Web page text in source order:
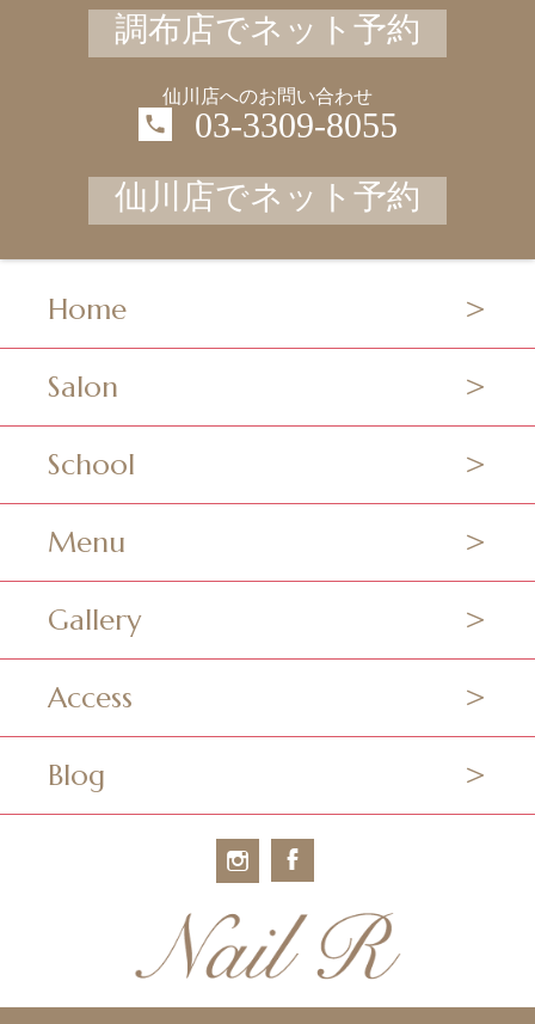
調布店でネット予約
仙川店へのお問い合わせ
03-3309-8055
仙川店でネット予約
Home
Salon
School
Menu
Gallery
Access
Blog